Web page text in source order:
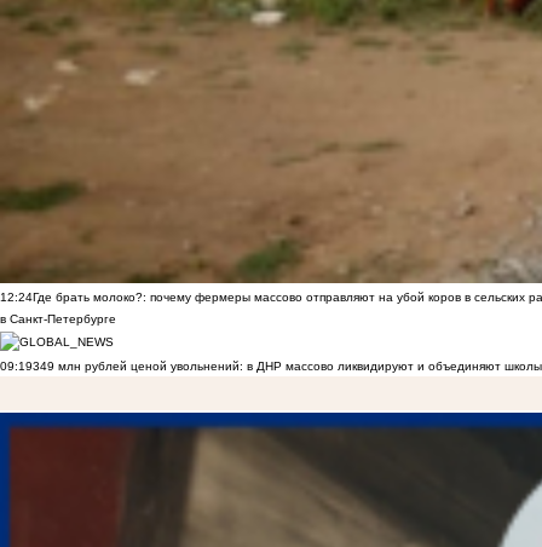
12:24Где брать молоко?: почему фермеры массово отправляют на убой коров в сельских
в Санкт-Петербурге
09:19349 млн рублей ценой увольнений: в ДНР массово ликвидируют и объединяют